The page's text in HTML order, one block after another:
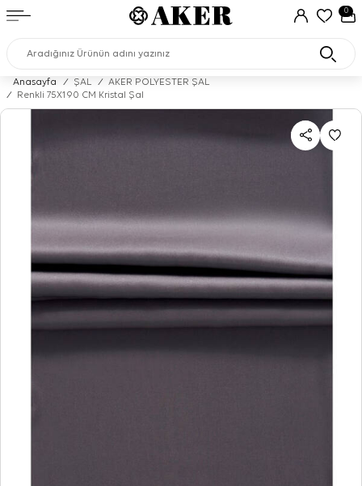
0
Anasayfa / ŞAL /
AKER POLYESTER ŞAL
/
Renkli 75X190 CM Kristal Şal